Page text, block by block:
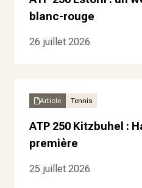
blanc-rouge
26 juillet 2026
Article Tennis
ATP 250 Kitzbuhel :
première
25 juillet 2026